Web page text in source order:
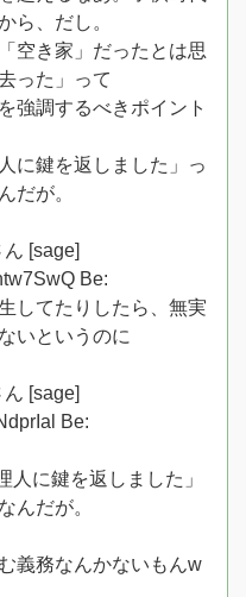
ら、だし。
空き家」だったとは思
った」って
強調するべきポイント
に鍵を返しました」っ
だが。
[sage]
Be:
してたりしたら、無実
いというのに
[sage]
Be:
人に鍵を返しました」
んだが。
義務なんかないもんw